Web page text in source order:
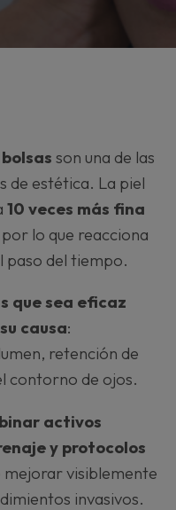
son una de las
de estética. La piel
10 veces más fina
por lo que reacciona
paso del tiempo.
que sea eficaz
causa:
retención de
contorno de ojos.
activos
y protocolos
mejorar visiblemente
invasivos.